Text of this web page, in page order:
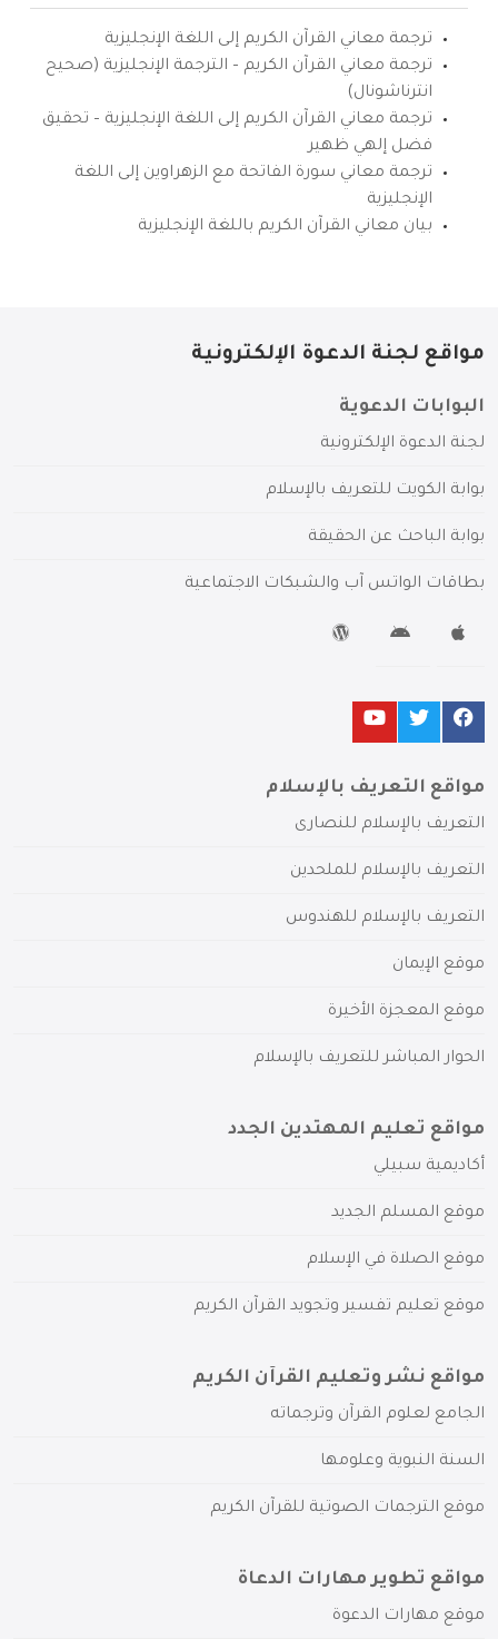
ترجمة معاني القرآن الكريم إلى اللغة الإنجليزية
ترجمة معاني القرآن الكريم – الترجمة الإنجليزية (صحيح
انترناشونال)
ترجمة معاني القرآن الكريم إلى اللغة الإنجليزية – تحقيق
فضل إلهي ظهير
ترجمة معاني سورة الفاتحة مع الزهراوين إلى اللغة
الإنجليزية
بيان معاني القرآن الكريم باللغة الإنجليزية
مواقع لجنة الدعوة الإلكترونية
البوابات الدعوية
لجنة الدعوة الإلكترونية
بوابة الكويت للتعريف بالإسلام
بوابة الباحث عن الحقيقة
بطاقات الواتس آب والشبكات الاجتماعية
مواقع التعريف بالإسلام
التعريف بالإسلام للنصارى
التعريف بالإسلام للملحدين
التعريف بالإسلام للهندوس
موقع الإيمان
موقع المعجزة الأخيرة
الحوار المباشر للتعريف بالإسلام
مواقع تعليم المهتدين الجدد
أكاديمية سبيلي
موقع المسلم الجديد
موقع الصلاة في الإسلام
موقع تعليم تفسير وتجويد القرآن الكريم
مواقع نشر وتعليم القرآن الكريم
الجامع لعلوم القرآن وترجماته
السنة النبوية وعلومها
موقع الترجمات الصوتية للقرآن الكريم
مواقع تطوير مهارات الدعاة
موقع مهارات الدعوة